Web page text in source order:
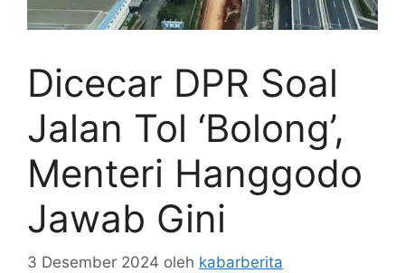
Dicecar DPR Soal
Jalan Tol ‘Bolong’,
Menteri Hanggodo
Jawab Gini
3 Desember 2024 oleh kabarberita